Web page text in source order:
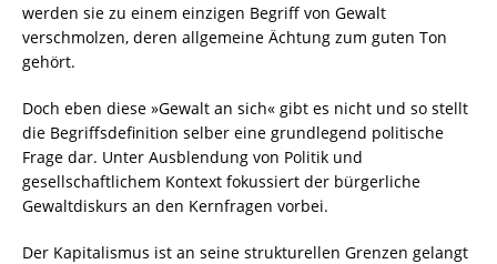
werden sie zu einem einzigen Begriff von Gewalt
verschmolzen, deren allgemeine Ächtung zum guten Ton
gehört.
Doch eben diese »Gewalt an sich« gibt es nicht und so stellt
die Begriffsdefinition selber eine grundlegend politische
Frage dar. Unter Ausblendung von Politik und
gesellschaftlichem Kontext fokussiert der bürgerliche
Gewaltdiskurs an den Kernfragen vorbei.
Der Kapitalismus ist an seine strukturellen Grenzen gelangt